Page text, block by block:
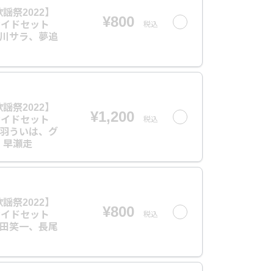
祭2022】
ドセット
サラ、夢追
¥800 税込
祭2022】
ドセット
ういは、グ
早瀬走
¥1,200 税込
祭2022】
ドセット
笑一、長尾
¥800 税込